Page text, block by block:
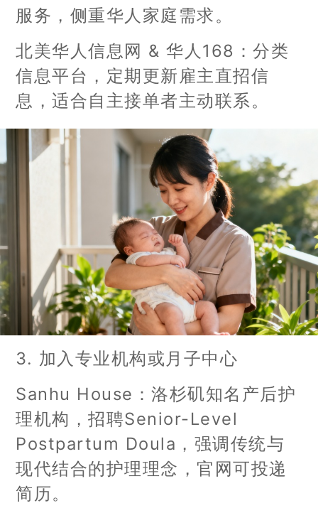
服务，侧重华人家庭需求。
北美华人信息网 & 华人168：分类
信息平台，定期更新雇主直招信
息，适合自主接单者主动联系。
3. 加入专业机构或月子中心
Sanhu House：洛杉矶知名产后护
理机构，招聘Senior-Level
Postpartum Doula，强调传统与
现代结合的护理理念，官网可投递
简历。